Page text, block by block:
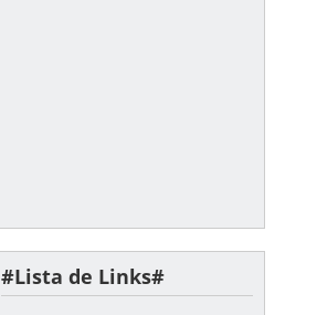
#Lista de Links#